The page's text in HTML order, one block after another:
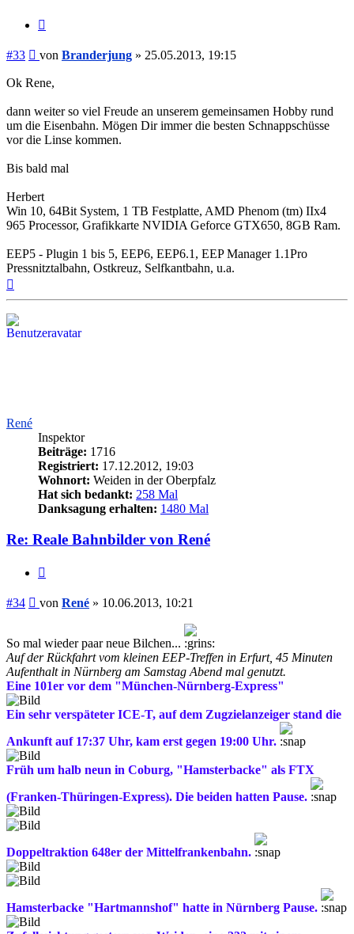
#33 Beitrag
von Branderjung » 25.05.2013, 19:15
Ok Rene,
dann weiter so viel Freude an unserem gemeinsamen Hobby rund
um die Eisenbahn. Mögen Dir immer die besten Schnappschüsse
vor die Linse kommen.
Bis bald mal
Herbert
Win 10, 64Bit System, 1 TB Festplatte, AMD Phenom (tm) IIx4
965 Processor, Grafikkarte NVIDIA Geforce GTX650, 8GB Ram.
EEP5 - Plugin 1 bis 5, EEP6, EEP6.1, EEP Manager 1.1Pro
Pressnitztalbahn, Ostkreuz, Selfkantbahn, u.a.
René
Inspektor
Beiträge: 1716
Registriert: 17.12.2012, 19:03
Wohnort: Weiden in der Oberpfalz
Hat sich bedankt: 258 Mal
Danksagung erhalten: 1480 Mal
Re: Reale Bahnbilder von René
#34 Beitrag
von René » 10.06.2013, 10:21
So mal wieder paar neue Bilchen...
Auf der Rückfahrt vom kleinen EEP-Treffen in Erfurt, 45 Minuten
Aufenthalt in Nürnberg am Samstag Abend mal genutzt.
Eine 101er vor dem "München-Nürnberg-Express"
Ein sehr verspäteter ICE-T, auf dem Zugzielanzeiger stand die
Ankunft auf 17:37 Uhr, kam erst gegen 19:00 Uhr.
Früh um halb neun in Coburg, "Hamsterbacke" als FTX
(Franken-Thüringen-Express). Die beiden hatten Pause.
Doppeltraktion 648er der Mittelfrankenbahn.
Hamsterbacke "Hartmannshof" hatte in Nürnberg Pause.